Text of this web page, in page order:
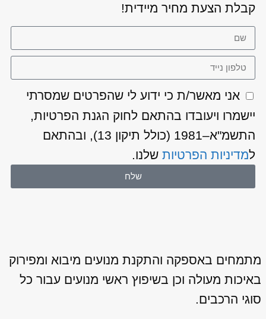
קבלת הצעת מחיר מיידית!
אני מאשר/ת כי ידוע לי שהפרטים שמסרתי
יישמרו ויעובדו בהתאם לחוק הגנת הפרטיות,
התשמ"א–1981 (כולל תיקון 13), ובהתאם
למדיניות הפרטיותשלנו.
שלח
מתמחים באספקה והתקנת מנועים מיבוא ומפירוק
באיכות מעולה וכן בשיפוץ ראשי מנועים עבור כל
סוגי הרכבים.